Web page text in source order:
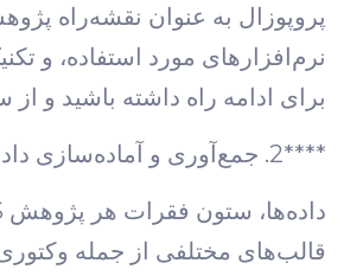
پروپوزال به عنوان نقشه‌راه
نرم‌افزارهای مورد استفاده، و
برای ادامه راه داشته باشید و
****2. جمع‌آوری و آماده‌سازی داده‌ها****
قالب‌های مختلفی از جمله